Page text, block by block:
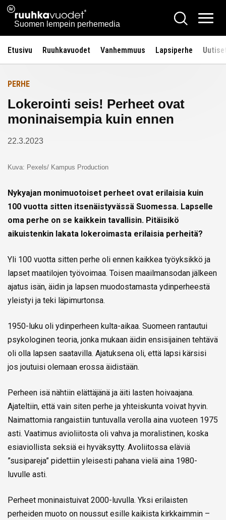
Siirry
sisältöön
Ruuhkavuodet.fi
Suomen lempein perhemedia
Hae
Etusivu Ruuhkavuodet Vanhemmuus Lapsiperhe
Etusivulle
PERHE
Lokerointi seis! Perheet ovat
moninaisempia kuin ennen
22.3.2023
Kuva: Pexels/ Kampus Production
Nykyajan monimuotoiset perheet ovat erilaisia kuin
100 vuotta sitten itsenäistyvässä Suomessa. Lapselle
oma perhe on se kaikkein tavallisin. Pitäisikö
aikuistenkin lakata lokeroimasta erilaisia perheitä?
Yli 100 vuotta sitten perhe oli ennen kaikkea työyksikkö ja
lapset maatilojen työvoimaa. Toisen maailmansodan jälkeen
ajatus isän, äidin ja lapsen muodostamasta ydinperheestä
yleistyi ja teki läpimurtonsa.
1950-luku oli ydinperheen kulta-aikaa. Suomeen rantautui
psykologinen teoria, jonka mukaan äidin ensisijainen tehtävä
oli olla lapsen saatavilla. Ajatuksena oli, että lapsi kärsisi
jos joutuisi olemaan erossa äidistään.
Perheen isä nähtiin elättäjänä ja äiti lasten hoivaajana.
Ajateltiin, että vain siten perhe ja yhteiskunta voivat hyvin.
Naimattomia rangaistiin tuntuvalla verolla aina vuoteen 1975
asti. Vaatimus avioliitosta oli vahva ja moralistinen, koska
esiaviollista seksiä ei hyväksytty. Avoliitossa eläviä
”susipareja” pidettiin yleisesti pahana vielä aina 1980-
luvulle asti.
Perheet moninaistuivat 2000-luvulla. Yksi erilaisten
perheiden muoto on noussut esille kaikista kirkkaimmin –